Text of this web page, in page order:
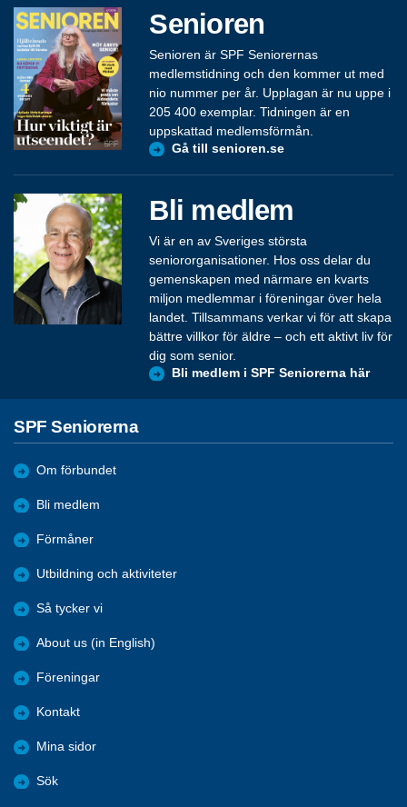
Senioren
Senioren är SPF Seniorernas
medlemstidning och den kommer ut med
nio nummer per år. Upplagan är nu uppe i
205 400 exemplar. Tidningen är en
uppskattad medlemsförmån.
Gå till senioren.se
Bli medlem
Vi är en av Sveriges största
seniororganisationer. Hos oss delar du
gemenskapen med närmare en kvarts
miljon medlemmar i föreningar över hela
landet. Tillsammans verkar vi för att skapa
bättre villkor för äldre – och ett aktivt liv för
dig som senior.
Bli medlem i SPF Seniorerna här
SPF Seniorerna
Om förbundet
Bli medlem
Förmåner
Utbildning och aktiviteter
Så tycker vi
About us (in English)
Föreningar
Kontakt
Mina sidor
Sök